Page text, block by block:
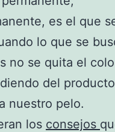
es el que
lo que se
no se quita el
del
nuestro pelo.
los consejos